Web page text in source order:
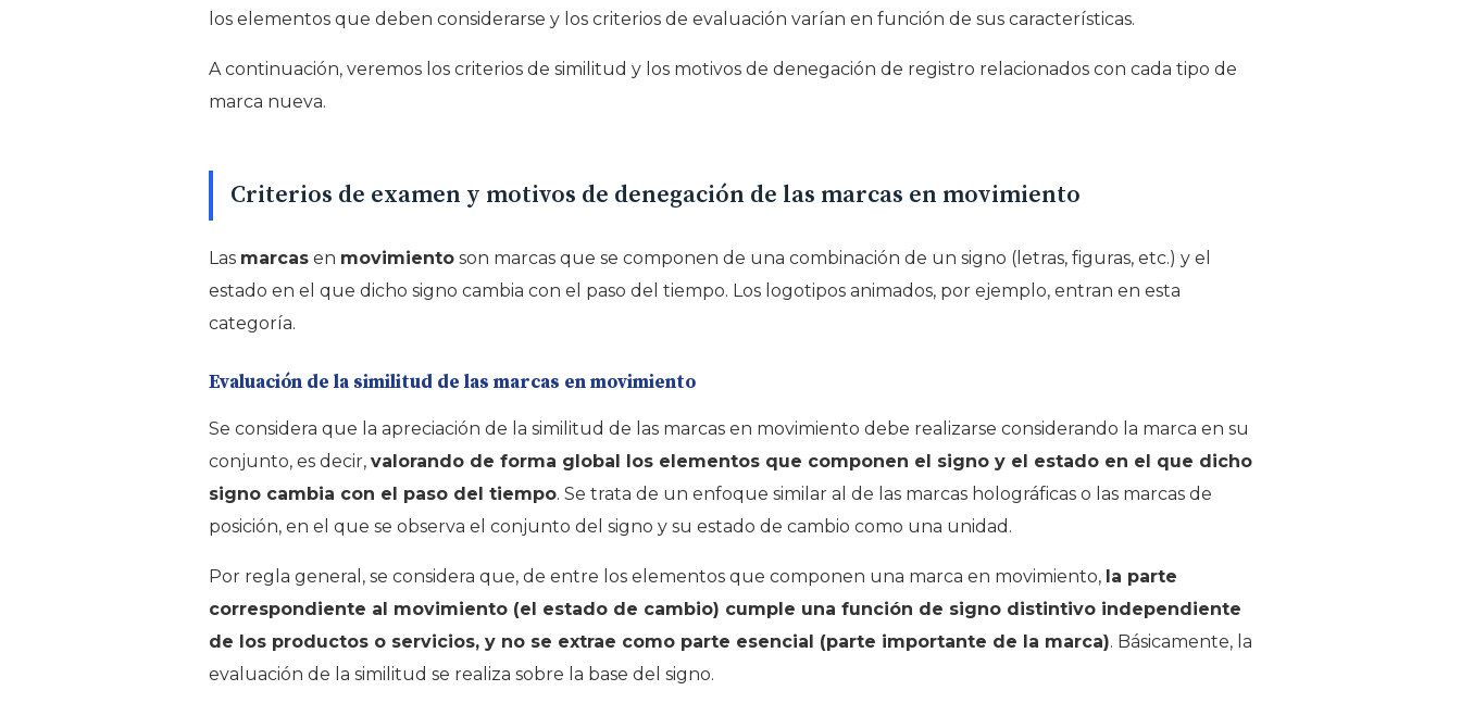
los elementos que deben considerarse y los criterios de evaluación varían en función de sus características.
A continuación, veremos los criterios de similitud y los motivos de denegación de registro relacionados con cada tipo de
marca nueva.
Criterios de examen y motivos de denegación de las marcas en movimiento
Las marcas en movimiento son marcas que se componen de una combinación de un signo (letras, figuras, etc.) y el
estado en el que dicho signo cambia con el paso del tiempo. Los logotipos animados, por ejemplo, entran en esta
categoría.
Evaluación de la similitud de las marcas en movimiento
Se considera que la apreciación de la similitud de las marcas en movimiento debe realizarse considerando la marca en su
conjunto, es decir, valorando de forma global los elementos que componen el signo y el estado en el que dicho
signo cambia con el paso del tiempo. Se trata de un enfoque similar al de las marcas holográficas o las marcas de
posición, en el que se observa el conjunto del signo y su estado de cambio como una unidad.
Por regla general, se considera que, de entre los elementos que componen una marca en movimiento, la parte
correspondiente al movimiento (el estado de cambio) cumple una función de signo distintivo independiente
de los productos o servicios, y no se extrae como parte esencial (parte importante de la marca). Básicamente, la
evaluación de la similitud se realiza sobre la base del signo.